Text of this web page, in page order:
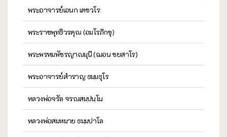
พระอาจารย์เอนก เตชวโร
พระราชพุทธิวรคุณ (อมโรภิกขุ)
พระพรหมพัชรญาณมุนี (ฌอน ชยสาโร)
พระอาจารย์สำราญ ธมฺมธุโร
หลวงพ่อจรัล จรณสมฺปนฺโน
หลวงพ่อสมหมาย ธมฺมปาโล